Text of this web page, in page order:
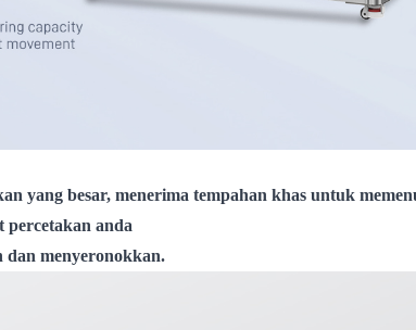
yang besar, menerima tempahan khas untuk
percetakan anda
dan menyeronokkan.